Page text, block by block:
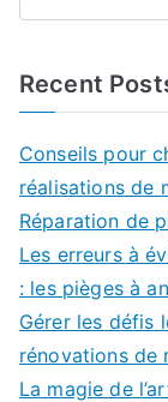
Recent
Conseils pour
réalisations de
Réparation de
Les erreurs à
: les pièges à
Gérer les défis
rénovations de
La magie de